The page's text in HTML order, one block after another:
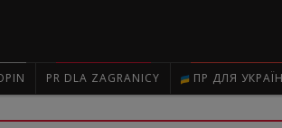
PR DLA ZAGRANICY ПР ДЛЯ